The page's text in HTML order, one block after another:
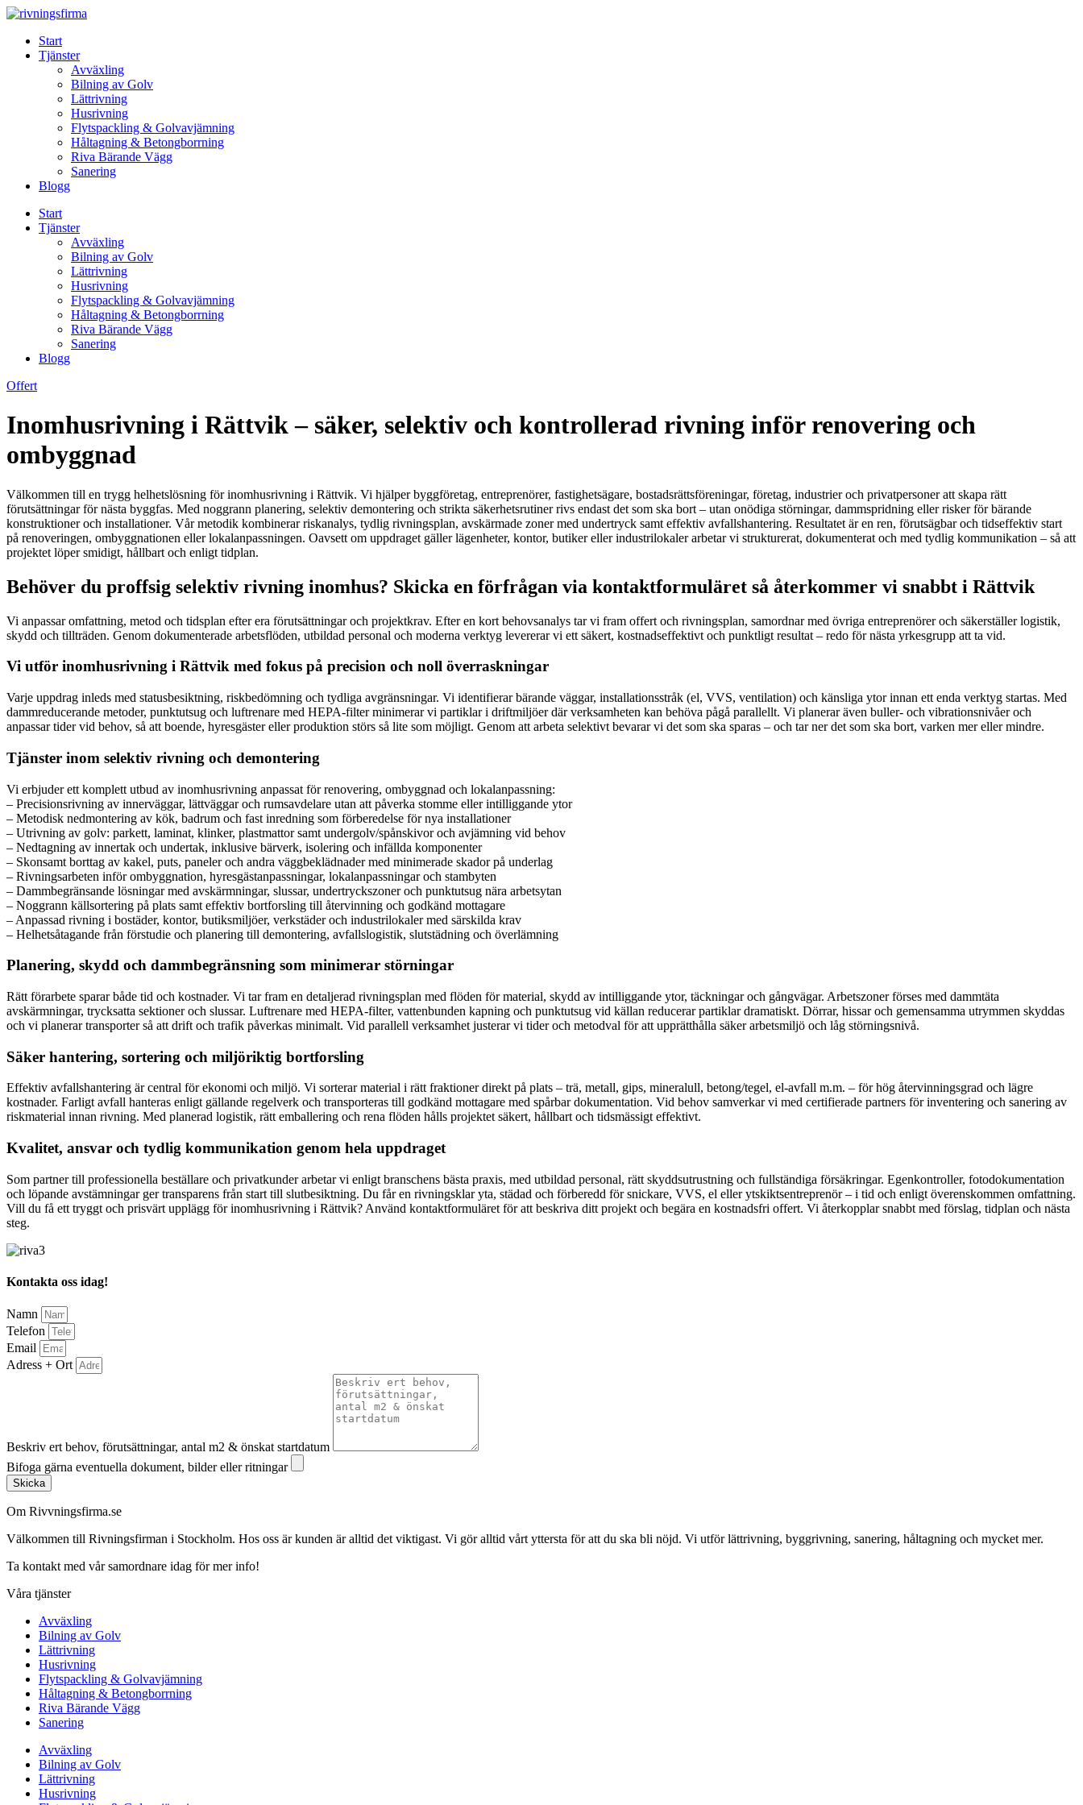
Skip
contentStart
Tjänster
Avväxling
Bilning av Golv
Lättrivning
Husrivning
Flytspackling & Golvavjämning
Håltagning & Betongborrning
Riva Bärande Vägg
Sanering
Blogg
Start
Tjänster
Avväxling
Bilning av Golv
Lättrivning
Husrivning
Flytspackling & Golvavjämning
Håltagning & Betongborrning
Riva Bärande Vägg
Sanering
Blogg
Offert
Inomhusrivning i Rättvik – säker, selektiv och kontrollerad rivning inför renovering och
ombyggnad
Välkommen till en trygg helhetslösning för inomhusrivning i Rättvik. Vi hjälper byggföretag, entreprenörer, fastighetsägare, bostadsrättsföreningar, företag, industrier och privatpersoner att skapa rätt
förutsättningar för nästa byggfas. Med noggrann planering, selektiv demontering och strikta säkerhetsrutiner rivs endast det som ska bort – utan onödiga störningar, dammspridning eller risker för bärande
konstruktioner och installationer. Vår metodik kombinerar riskanalys, tydlig rivningsplan, avskärmade zoner med undertryck samt effektiv avfallshantering. Resultatet är en ren, förutsägbar och tidseffektiv start
på renoveringen, ombyggnationen eller lokalanpassningen. Oavsett om uppdraget gäller lägenheter, kontor, butiker eller industrilokaler arbetar vi strukturerat, dokumenterat och med tydlig kommunikation – så att
projektet löper smidigt, hållbart och enligt tidplan.
Behöver du proffsig selektiv rivning inomhus? Skicka en förfrågan via kontaktformuläret så återkommer vi snabbt i Rättvik
Vi anpassar omfattning, metod och tidsplan efter era förutsättningar och projektkrav. Efter en kort behovsanalys tar vi fram offert och rivningsplan, samordnar med övriga entreprenörer och säkerställer logistik,
skydd och tillträden. Genom dokumenterade arbetsflöden, utbildad personal och moderna verktyg levererar vi ett säkert, kostnadseffektivt och punktligt resultat – redo för nästa yrkesgrupp att ta vid.
Vi utför inomhusrivning i Rättvik med fokus på precision och noll överraskningar
Varje uppdrag inleds med statusbesiktning, riskbedömning och tydliga avgränsningar. Vi identifierar bärande väggar, installationsstråk (el, VVS, ventilation) och känsliga ytor innan ett enda verktyg startas. Med
dammreducerande metoder, punktutsug och luftrenare med HEPA-filter minimerar vi partiklar i driftmiljöer där verksamheten kan behöva pågå parallellt. Vi planerar även buller- och vibrationsnivåer och
anpassar tider vid behov, så att boende, hyresgäster eller produktion störs så lite som möjligt. Genom att arbeta selektivt bevarar vi det som ska sparas – och tar ner det som ska bort, varken mer eller mindre.
Tjänster inom selektiv rivning och demontering
Vi erbjuder ett komplett utbud av inomhusrivning anpassat för renovering, ombyggnad och lokalanpassning:
– Precisionsrivning av innerväggar, lättväggar och rumsavdelare utan att påverka stomme eller intilliggande ytor
– Metodisk nedmontering av kök, badrum och fast inredning som förberedelse för nya installationer
– Utrivning av golv: parkett, laminat, klinker, plastmattor samt undergolv/spånskivor och avjämning vid behov
– Nedtagning av innertak och undertak, inklusive bärverk, isolering och infällda komponenter
– Skonsamt borttag av kakel, puts, paneler och andra väggbeklädnader med minimerade skador på underlag
– Rivningsarbeten inför ombyggnation, hyresgästanpassningar, lokalanpassningar och stambyten
– Dammbegränsande lösningar med avskärmningar, slussar, undertryckszoner och punktutsug nära arbetsytan
– Noggrann källsortering på plats samt effektiv bortforsling till återvinning och godkänd mottagare
– Anpassad rivning i bostäder, kontor, butiksmiljöer, verkstäder och industrilokaler med särskilda krav
– Helhetsåtagande från förstudie och planering till demontering, avfallslogistik, slutstädning och överlämning
Planering, skydd och dammbegränsning som minimerar störningar
Rätt förarbete sparar både tid och kostnader. Vi tar fram en detaljerad rivningsplan med flöden för material, skydd av intilliggande ytor, täckningar och gångvägar. Arbetszoner förses med dammtäta
avskärmningar, trycksatta sektioner och slussar. Luftrenare med HEPA-filter, vattenbunden kapning och punktutsug vid källan reducerar partiklar dramatiskt. Dörrar, hissar och gemensamma utrymmen skyddas
och vi planerar transporter så att drift och trafik påverkas minimalt. Vid parallell verksamhet justerar vi tider och metodval för att upprätthålla säker arbetsmiljö och låg störningsnivå.
Säker hantering, sortering och miljöriktig bortforsling
Effektiv avfallshantering är central för ekonomi och miljö. Vi sorterar material i rätt fraktioner direkt på plats – trä, metall, gips, mineralull, betong/tegel, el-avfall m.m. – för hög återvinningsgrad och lägre
kostnader. Farligt avfall hanteras enligt gällande regelverk och transporteras till godkänd mottagare med spårbar dokumentation. Vid behov samverkar vi med certifierade partners för inventering och sanering av
riskmaterial innan rivning. Med planerad logistik, rätt emballering och rena flöden hålls projektet säkert, hållbart och tidsmässigt effektivt.
Kvalitet, ansvar och tydlig kommunikation genom hela uppdraget
Som partner till professionella beställare och privatkunder arbetar vi enligt branschens bästa praxis, med utbildad personal, rätt skyddsutrustning och fullständiga försäkringar. Egenkontroller, fotodokumentation
och löpande avstämningar ger transparens från start till slutbesiktning. Du får en rivningsklar yta, städad och förberedd för snickare, VVS, el eller ytskiktsentreprenör – i tid och enligt överenskommen omfattning.
Vill du få ett tryggt och prisvärt upplägg för inomhusrivning i Rättvik? Använd kontaktformuläret för att beskriva ditt projekt och begära en kostnadsfri offert. Vi återkopplar snabbt med förslag, tidplan och nästa
steg.
Kontakta oss idag!
Namn
Telefon
Email
Adress + Ort
Beskriv ert behov, förutsättningar, antal m2 & önskat startdatum
Bifoga gärna eventuella dokument, bilder eller ritningar
Skicka
Om Rivvningsfirma.se
Välkommen till Rivningsfirman i Stockholm. Hos oss är kunden är alltid det viktigast. Vi gör alltid vårt yttersta för att du ska bli nöjd. Vi utför lättrivning, byggrivning, sanering, håltagning och mycket mer.
Ta kontakt med vår samordnare idag för mer info!
Våra tjänster
Avväxling
Bilning av Golv
Lättrivning
Husrivning
Flytspackling & Golvavjämning
Håltagning & Betongborrning
Riva Bärande Vägg
Sanering
Avväxling
Bilning av Golv
Lättrivning
Husrivning